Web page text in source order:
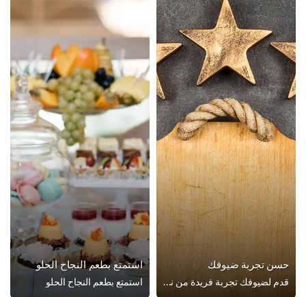
تجربة ضيوفك
قدم لضيوفك تجربة فريدة من نوعها
استمتع بطعم النجاح الحلو
استمتع بطعم النجاح الحلو